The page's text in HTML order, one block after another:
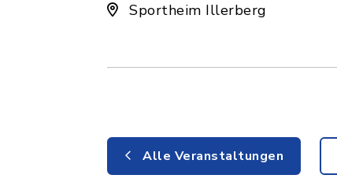
Sportheim Illerberg
Alle Veranstaltungen